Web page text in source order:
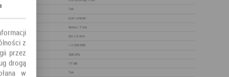
z
przez
drogą
w